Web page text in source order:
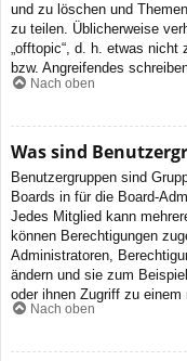
und zu löschen und
zu teilen. Üblicherweise
„offtopic“, d. h. etwas nicht
bzw. Angreifendes
Nach oben
Was sind
Benutzergruppen sind
Boards in für die Board-
Jedes Mitglied kann
können Berechtigungen
Administratoren,
ändern und sie zum
oder ihnen Zugriff zu einem
Nach oben